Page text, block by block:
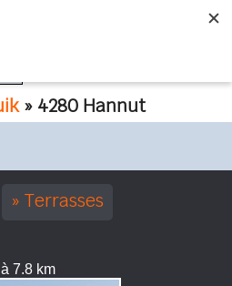
» 4280 Hannut
Terrasses
à 7.8 km